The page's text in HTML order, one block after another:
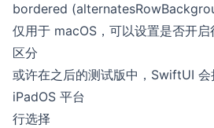
bordered
仅用于 macOS，可以设置是否开
区分
或许在之后的测试版中，SwiftUI 会
iPadOS 平台
行选择